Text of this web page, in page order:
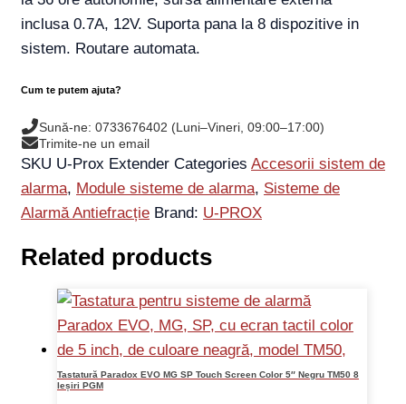
inclusa 0.7A, 12V. Suporta pana la 8 dispozitive in
sistem. Routare automata.
Cum te putem ajuta?
Sună-ne: 0733676402 (Luni–Vineri, 09:00–17:00)
Trimite-ne un email
SKU U-Prox Extender Categories Accesorii sistem de
alarma, Module sisteme de alarma, Sisteme de
Alarmă Antiefracție Brand: U-PROX
Related products
Tastatură Paradox EVO MG SP Touch Screen Color 5″ Negru TM50 8
Ieșiri PGM